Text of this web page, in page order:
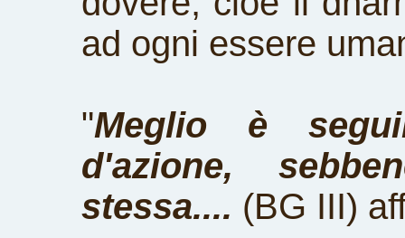
ad ogni essere
"Meglio è
d'azione,
stessa.... (BG III)